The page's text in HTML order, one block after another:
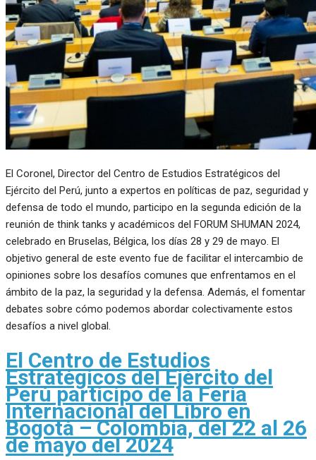
El Coronel, Director del Centro de Estudios Estratégicos del
Ejército del Perú, junto a expertos en políticas de paz, seguridad y
defensa de todo el mundo, participo en la segunda edición de la
reunión de think tanks y académicos del FORUM SHUMAN 2024,
celebrado en Bruselas, Bélgica, los días 28 y 29 de mayo. El
objetivo general de este evento fue de facilitar el intercambio de
opiniones sobre los desafíos comunes que enfrentamos en el
ámbito de la paz, la seguridad y la defensa. Además, el fomentar
debates sobre cómo podemos abordar colectivamente estos
desafíos a nivel global.
El Centro de Estudios
Estratégicos del Ejército del
Perú participo de la Feria
Internacional del Libro en
Bogotá – Colombia, del 22 al 26
de mayo del 2024